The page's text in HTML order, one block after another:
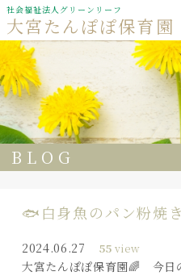
社会福祉法人グリーンリーフ
大宮たんぽぽ保育園
BLOG
🐟白身魚のパン粉焼き
2024.06.27 55 view
大宮たんぽぽ保育園🌈 今日